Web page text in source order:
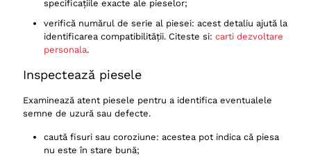
specificațiile exacte ale pieselor;
verifică numărul de serie al piesei: acest detaliu ajută la
identificarea compatibilității. Citeste si: carti dezvoltare
personala.
Inspectează piesele
Examinează atent piesele pentru a identifica eventualele
semne de uzură sau defecte.
caută fisuri sau coroziune: acestea pot indica că piesa
nu este în stare bună;